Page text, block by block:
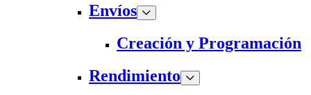
Envíos
Creación y Programación
Rendimiento